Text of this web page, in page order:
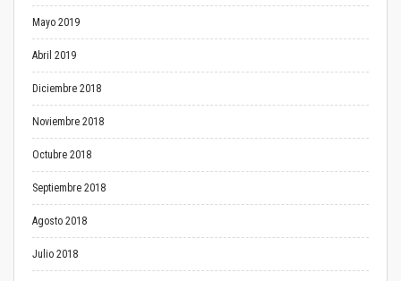
Mayo 2019
Abril 2019
Diciembre 2018
Noviembre 2018
Octubre 2018
Septiembre 2018
Agosto 2018
Julio 2018